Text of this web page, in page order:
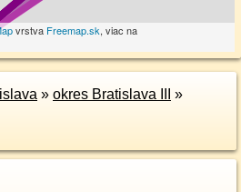
vrstva Freemap.sk, viac na
» okres Bratislava III »